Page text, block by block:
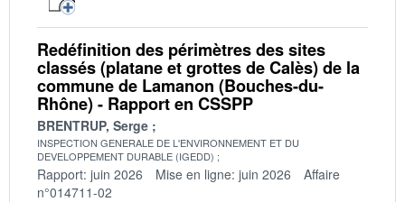
Redéfinition des périmètres des sites
classés (platane et grottes de Calès) de la
commune de Lamanon (Bouches-du-
Rhône) - Rapport en CSSPP
BRENTRUP, Serge
INSPECTION GENERALE DE L'ENVIRONNEMENT ET DU
DEVELOPPEMENT DURABLE (IGEDD)
Rapport: juin 2026 Mise en ligne: juin 2026
Affaire
n°014711-02